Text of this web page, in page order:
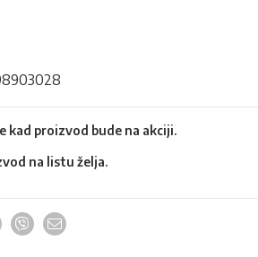
kad proizvod bude na akciji.
na listu želja.